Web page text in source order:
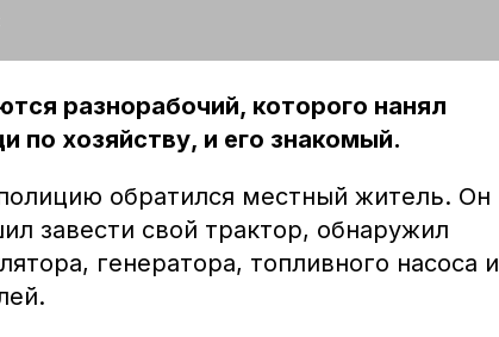
разнорабочий, которого нанял
по хозяйству, и его знакомый.
обратился местный житель. Он
завести свой трактор, обнаружил
генератора, топливного насоса и